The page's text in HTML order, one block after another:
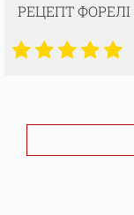
РЕЦЕПТ ФОРЕЛІ